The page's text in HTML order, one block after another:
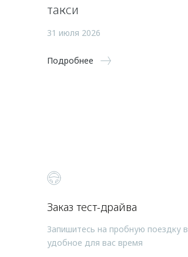
такси
31 июля 2026
Подробнее
Заказ тест-драйва
Запишитесь на пробную поездку в
удобное для вас время